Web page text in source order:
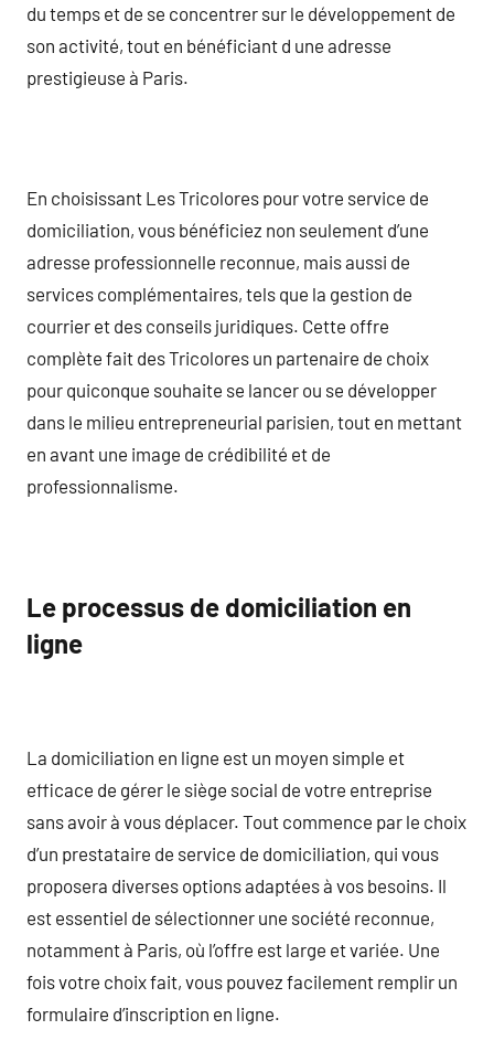
du temps et de se concentrer sur le développement de
son activité, tout en bénéficiant d une adresse
prestigieuse à Paris.
En choisissant Les Tricolores pour votre service de
domiciliation, vous bénéficiez non seulement d’une
adresse professionnelle reconnue, mais aussi de
services complémentaires, tels que la gestion de
courrier et des conseils juridiques. Cette offre
complète fait des Tricolores un partenaire de choix
pour quiconque souhaite se lancer ou se développer
dans le milieu entrepreneurial parisien, tout en mettant
en avant une image de crédibilité et de
professionnalisme.
Le processus de domiciliation en
ligne
La domiciliation en ligne est un moyen simple et
efficace de gérer le siège social de votre entreprise
sans avoir à vous déplacer. Tout commence par le choix
d’un prestataire de service de domiciliation, qui vous
proposera diverses options adaptées à vos besoins. Il
est essentiel de sélectionner une société reconnue,
notamment à Paris, où l’offre est large et variée. Une
fois votre choix fait, vous pouvez facilement remplir un
formulaire d’inscription en ligne.